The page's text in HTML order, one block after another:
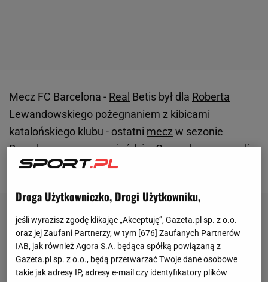
Mecz FC Barcelona - Real Betis był dla Roberta
Lewandowskiego pożegnaniem z kibicami
katalońskiego klubu - ostatni meczw sezonie
Barcelona zagra na wyjeździe. Gospodarze wygrali
to spotkanie 3:1 po bramkach Raphinhi i Cancelo.
Droga Użytkowniczko, Drogi Użytkowniku,
jeśli wyrazisz zgodę klikając „Akceptuję”, Gazeta.pl sp. z o.o.
oraz jej Zaufani Partnerzy, w tym [676] Zaufanych Partnerów
IAB, jak również Agora S.A. będąca spółką powiązaną z
Gazeta.pl sp. z o.o., będą przetwarzać Twoje dane osobowe
takie jak adresy IP, adresy e-mail czy identyfikatory plików